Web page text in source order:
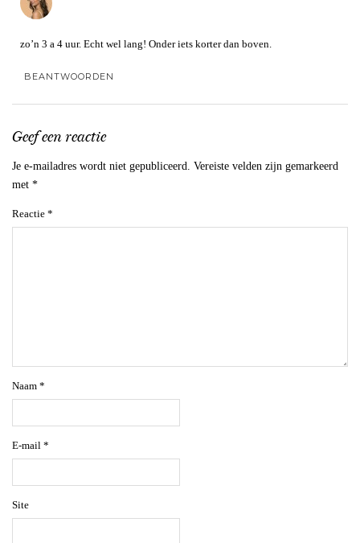
zo’n 3 a 4 uur. Echt wel lang! Onder iets korter dan boven.
BEANTWOORDEN
Geef een reactie
Je e-mailadres wordt niet gepubliceerd.
Vereiste velden zijn gemarkeerd
met *
Reactie *
Naam *
E-mail *
Site